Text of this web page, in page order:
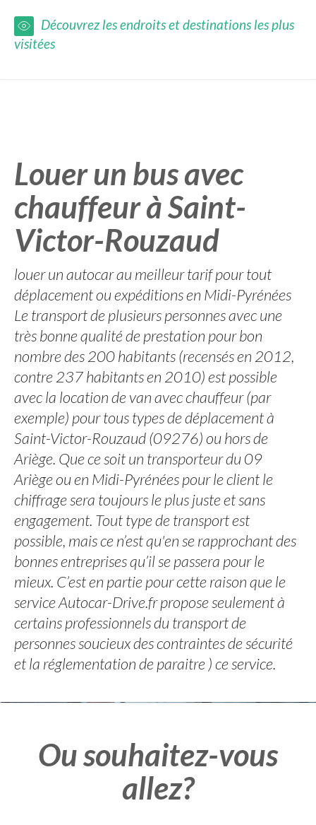
Découvrez les endroits et destinations les plus
visitées
Louer un bus avec
chauffeur à Saint-
Victor-Rouzaud
louer un autocar au meilleur tarif pour tout
déplacement ou expéditions en Midi-Pyrénées
Le transport de plusieurs personnes avec une
très bonne qualité de prestation pour bon
nombre des 200 habitants (recensés en 2012,
contre 237 habitants en 2010) est possible
avec la location de van avec chauffeur (par
exemple) pour tous types de déplacement à
Saint-Victor-Rouzaud (09276) ou hors de
Ariège. Que ce soit un transporteur du 09
Ariège ou en Midi-Pyrénées pour le client le
chiffrage sera toujours le plus juste et sans
engagement. Tout type de transport est
possible, mais ce n’est qu'en se rapprochant des
bonnes entreprises qu’il se passera pour le
mieux. C’est en partie pour cette raison que le
service Autocar-Drive.fr propose seulement à
certains professionnels du transport de
personnes soucieux des contraintes de sécurité
et la réglementation de paraitre ) ce service.
Ou souhaitez-vous
allez?